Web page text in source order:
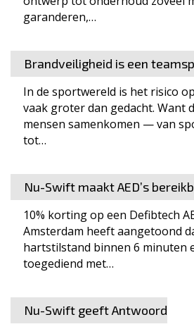
garanderen,…
Brandveiligheid is een
In de sportwereld is het risico
vaak groter dan gedacht. Want
mensen samenkomen — van
tot…
Nu-Swift maakt AED’s
10% korting op een Defibtech
Amsterdam heeft aangetoond
hartstilstand binnen 6 minuten
toegediend met…
Nu-Swift geeft Antwoord